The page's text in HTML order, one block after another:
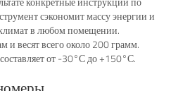
сэкономит массу энергии и
в любом помещении.
весят всего около 200 грамм.
от -30°С до +150°С.